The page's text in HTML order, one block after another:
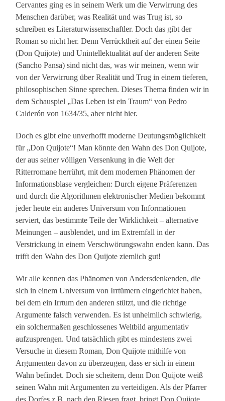
Cervantes ging es in seinem Werk um die Verwirrung des
Menschen darüber, was Realität und was Trug ist, so
schreiben es Literaturwissenschaftler. Doch das gibt der
Roman so nicht her. Denn Verrücktheit auf der einen Seite
(Don Quijote) und Unintellektualität auf der anderen Seite
(Sancho Pansa) sind nicht das, was wir meinen, wenn wir
von der Verwirrung über Realität und Trug in einem tieferen,
philosophischen Sinne sprechen. Dieses Thema finden wir in
dem Schauspiel „Das Leben ist ein Traum“ von Pedro
Calderón von 1634/35, aber nicht hier.
Doch es gibt eine unverhofft moderne Deutungsmöglichkeit
für „Don Quijote“! Man könnte den Wahn des Don Quijote,
der aus seiner völligen Versenkung in die Welt der
Ritterromane herrührt, mit dem modernen Phänomen der
Informationsblase vergleichen: Durch eigene Präferenzen
und durch die Algorithmen elektronischer Medien bekommt
jeder heute ein anderes Universum von Informationen
serviert, das bestimmte Teile der Wirklichkeit – alternative
Meinungen – ausblendet, und im Extremfall in der
Verstrickung in einem Verschwörungswahn enden kann. Das
trifft den Wahn des Don Quijote ziemlich gut!
Wir alle kennen das Phänomen von Andersdenkenden, die
sich in einem Universum von Irrtümern eingerichtet haben,
bei dem ein Irrtum den anderen stützt, und die richtige
Argumente falsch verwenden. Es ist unheimlich schwierig,
ein solchermaßen geschlossenes Weltbild argumentativ
aufzusprengen. Und tatsächlich gibt es mindestens zwei
Versuche in diesem Roman, Don Quijote mithilfe von
Argumenten davon zu überzeugen, dass er sich in einem
Wahn befindet. Doch sie scheitern, denn Don Quijote weiß
seinen Wahn mit Argumenten zu verteidigen. Als der Pfarrer